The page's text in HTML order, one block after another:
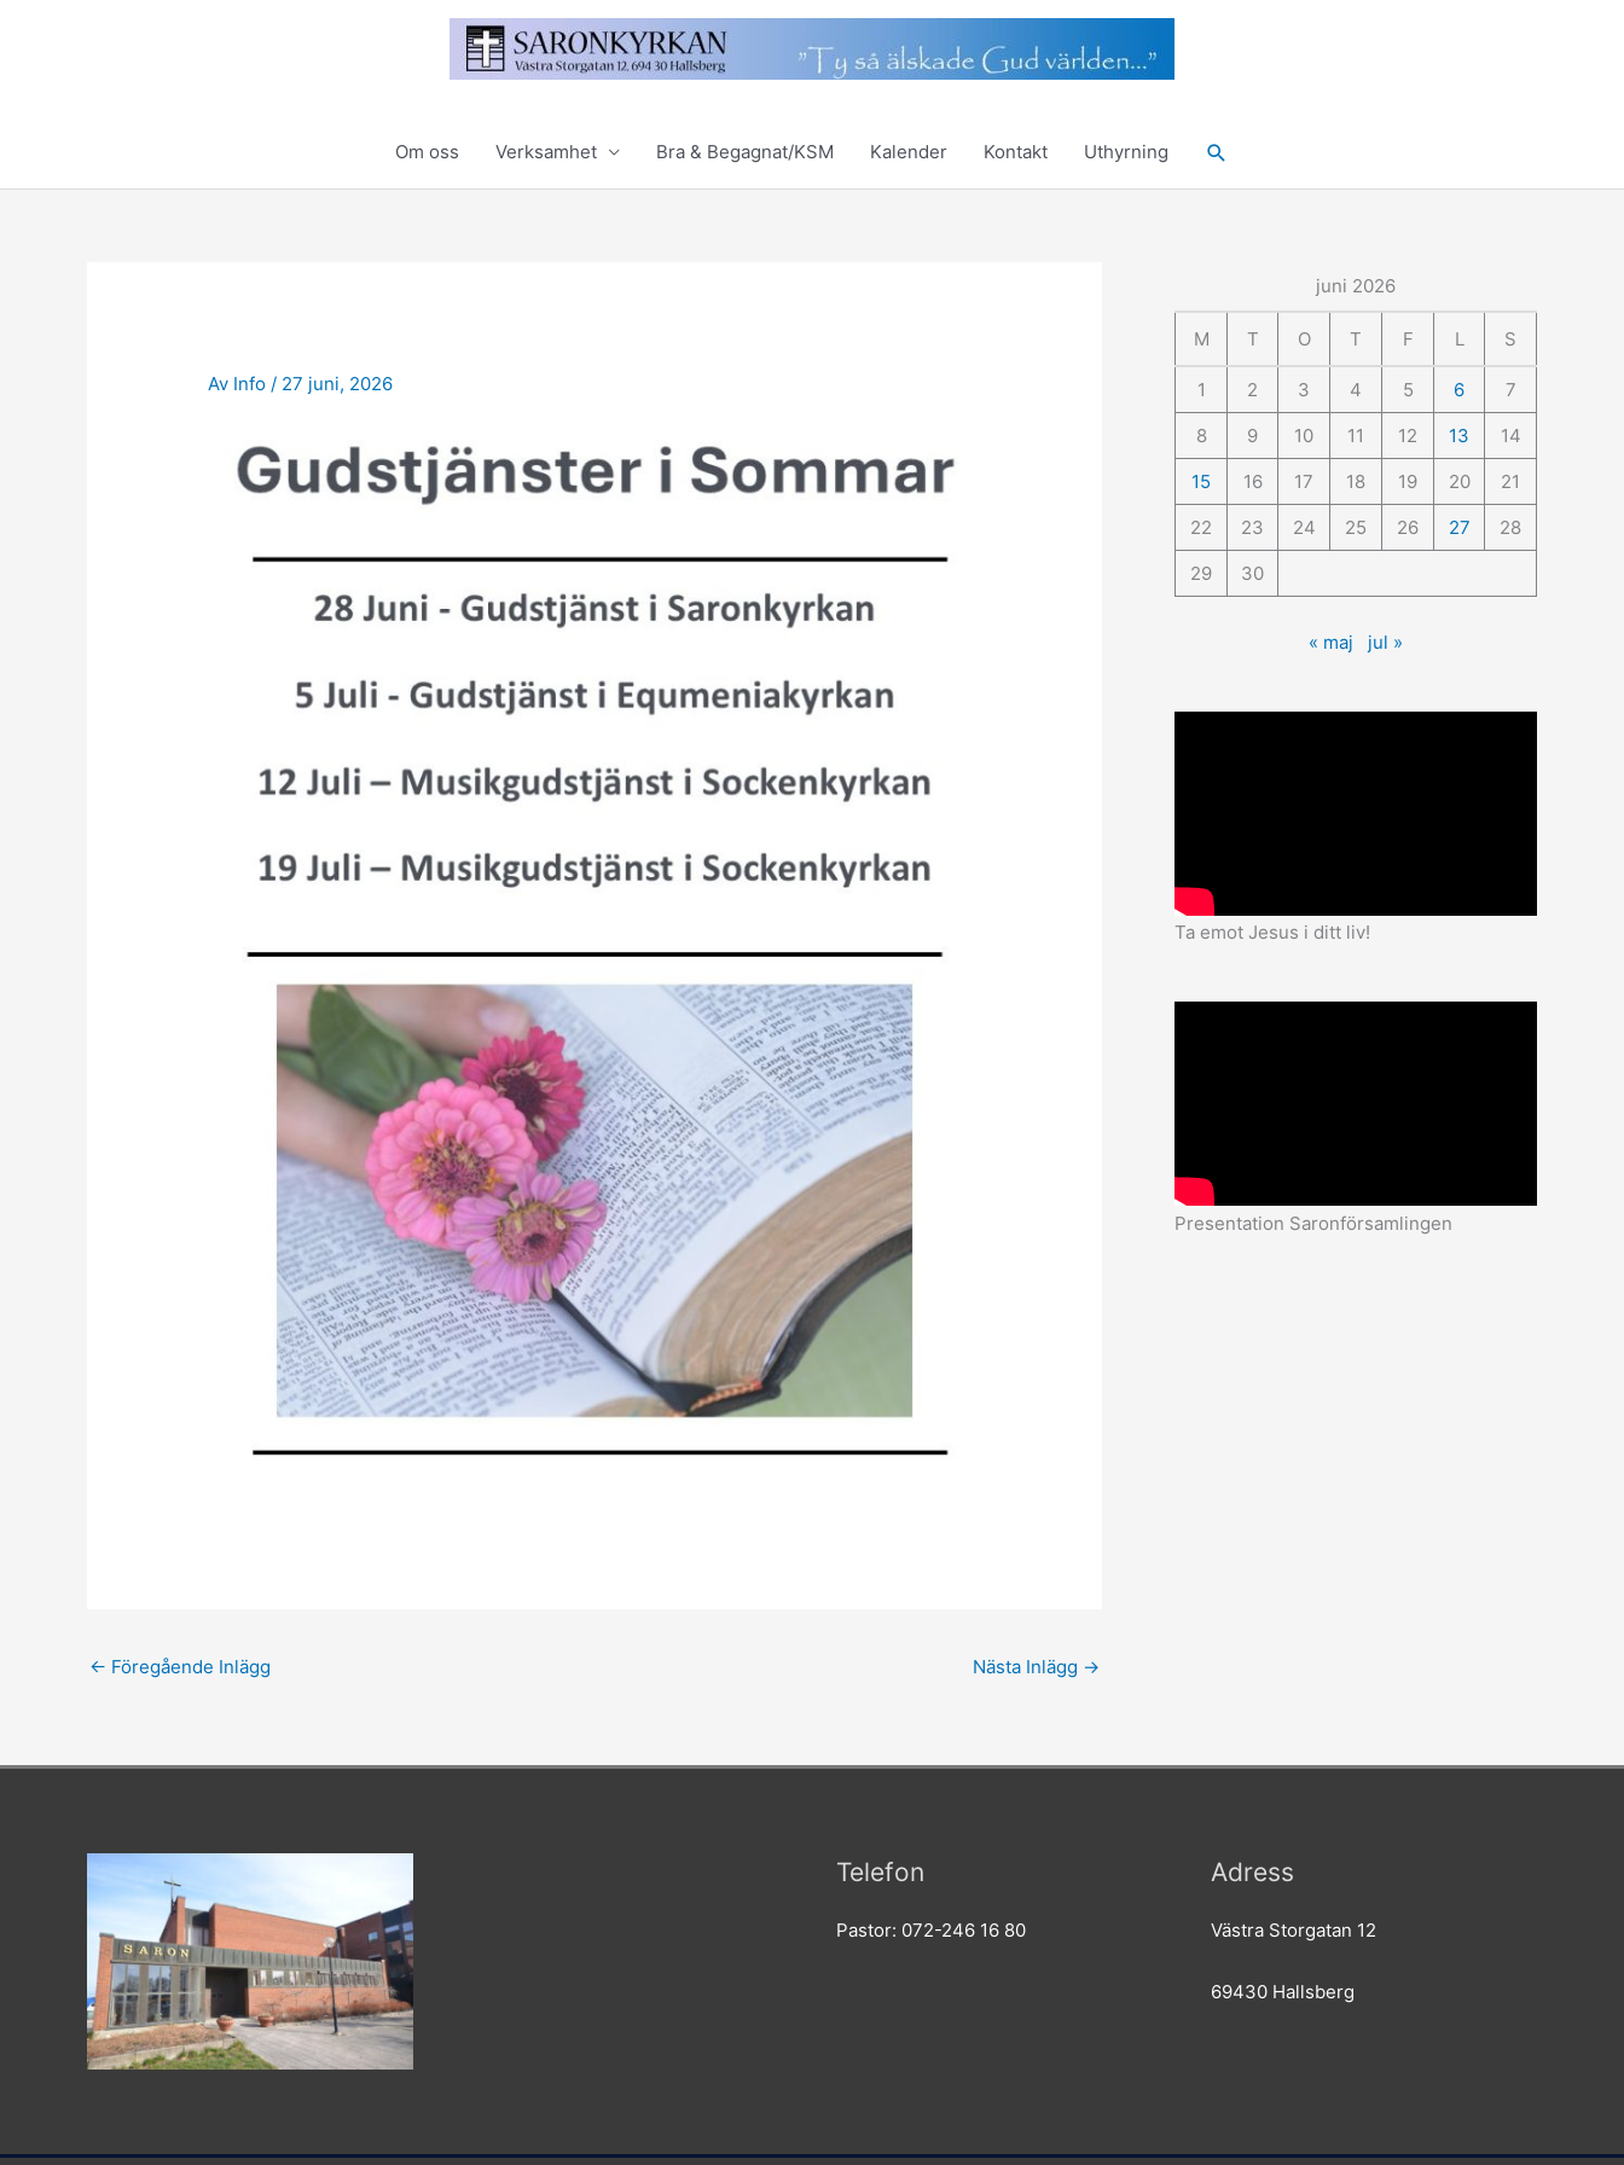
Om oss Verksamhet Bra & Begagnat/KSM Kalender Kontakt Uthyrning Sök
Av Info/ 27 juni, 2026
← Föregående Inlägg Nästa Inlägg →
juni 2026
M T O T F L S
1 2 3 4 5 6
7
8
9 10 11 12 13
14
15
16 17 18 19 20
21
22
23 24 25 26 27
28
29
30
« maj jul »
Ta emot Jesus i ditt liv!
Presentation Saronförsamlingen
Telefon
Pastor: 072-246 16 80
Adress
Västra Storgatan 12
69430 Hallsberg